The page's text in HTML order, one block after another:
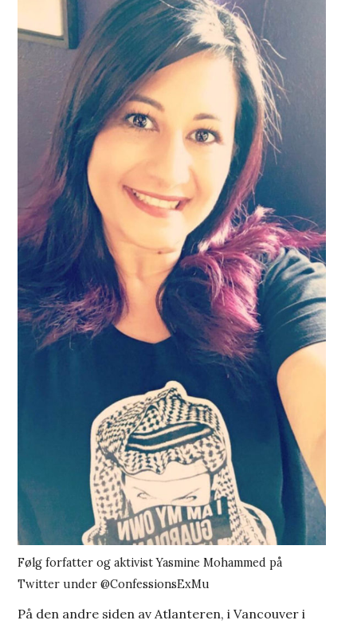
Følg forfatter og aktivist Yasmine Mohammed på
Twitter under @ConfessionsExMu
På den andre siden av Atlanteren, i Vancouver i